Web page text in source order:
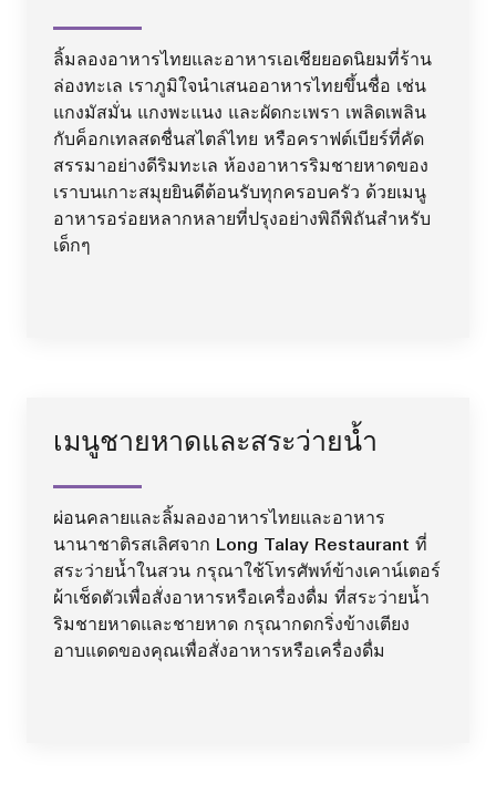
ลิ้มลองอาหารไทยและอาหารเอเชียยอดนิยมที่ร้าน
ล่องทะเล เราภูมิใจนำเสนออาหารไทยขึ้นชื่อ เช่น
แกงมัสมั่น แกงพะแนง และผัดกะเพรา เพลิดเพลิน
กับค็อกเทลสดชื่นสไตล์ไทย หรือคราฟต์เบียร์ที่คัด
สรรมาอย่างดีริมทะเล ห้องอาหารริมชายหาดของ
เราบนเกาะสมุยยินดีต้อนรับทุกครอบครัว ด้วยเมนู
อาหารอร่อยหลากหลายที่ปรุงอย่างพิถีพิถันสำหรับ
เด็กๆ
เมนูชายหาดและสระว่ายน้ำ
ผ่อนคลายและลิ้มลองอาหารไทยและอาหาร
นานาชาติรสเลิศจาก Long Talay Restaurant ที่
สระว่ายน้ำในสวน กรุณาใช้โทรศัพท์ข้างเคาน์เตอร์
ผ้าเช็ดตัวเพื่อสั่งอาหารหรือเครื่องดื่ม ที่สระว่ายน้ำ
ริมชายหาดและชายหาด กรุณากดกริ่งข้างเตียง
อาบแดดของคุณเพื่อสั่งอาหารหรือเครื่องดื่ม